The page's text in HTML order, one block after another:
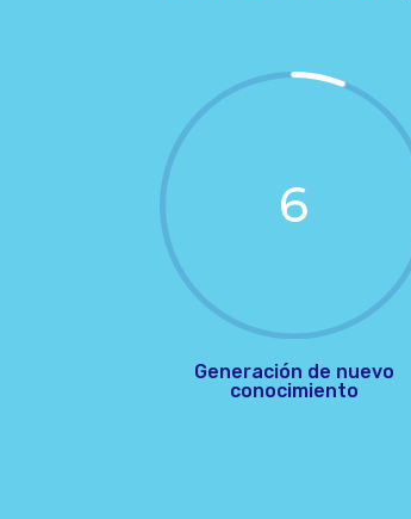
6
Generación de nuevo
conocimiento